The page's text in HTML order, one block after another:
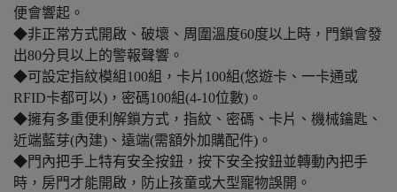
便會響起。
◆非正常方式開啟、破壞、周圍溫度60度以上時，門鎖會發
出80分貝以上的警報聲響。
◆可設定指紋模組100組，卡片100組(悠遊卡、一卡通或
RFID卡都可以)，密碼100組(4-10位數)。
◆擁有多重便利解鎖方式，指紋、密碼、卡片、機械鑰匙、
近端藍芽(內建)、遠端(需額外加購配件)。
◆門內把手上特有安全按鈕，按下安全按鈕並轉動內把手
時，房門才能開啟，防止孩童或大型寵物誤開。